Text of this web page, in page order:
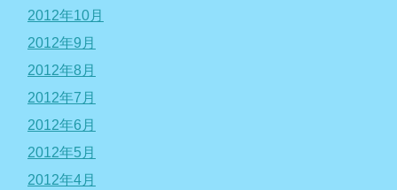
2012年10月
2012年9月
2012年8月
2012年7月
2012年6月
2012年5月
2012年4月